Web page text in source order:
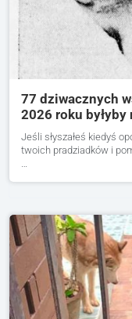
77 dziwacznych
2026 roku
Jeśli słyszałeś kiedyś
twoich pradziadków i